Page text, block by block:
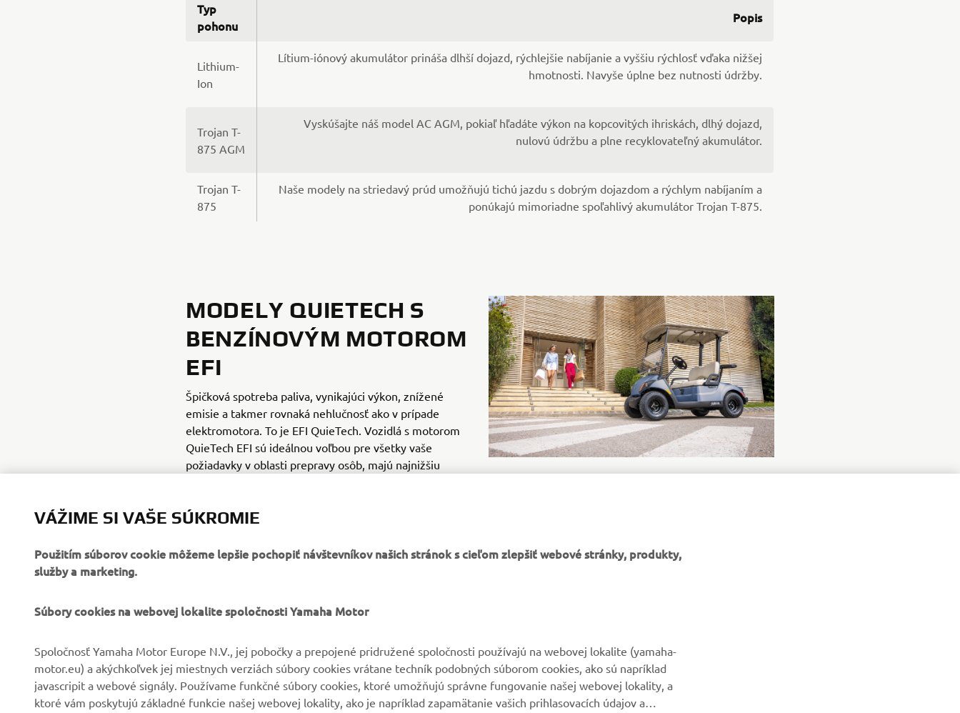
Typ
pohonu
Popis
Lithium-
Ion
Lítium-iónový akumulátor prináša dlhší dojazd, rýchlejšie nabíjanie a vyššiu rýchlosť vďaka nižšej
hmotnosti. Navyše úplne bez nutnosti údržby.
Trojan T-
875 AGM
Vyskúšajte náš model AC AGM, pokiaľ hľadáte výkon na kopcovitých ihriskách, dlhý dojazd,
nulovú údržbu a plne recyklovateľný akumulátor.
Trojan T-
875
Naše modely na striedavý prúd umožňujú tichú jazdu s dobrým dojazdom a rýchlym nabíjaním a
ponúkajú mimoriadne spoľahlivý akumulátor Trojan T-875.
MODELY QUIETECH S
BENZÍNOVÝM MOTOROM
EFI
Špičková spotreba paliva, vynikajúci výkon, znížené
emisie a takmer rovnaká nehlučnosť ako v prípade
elektromotora. To je EFI QuieTech. Vozidlá s motorom
QuieTech EFI sú ideálnou voľbou pre všetky vaše
požiadavky v oblasti prepravy osôb, majú najnižšiu
zadných kolies, ktoré zaisťuje luxusne tichú jazdu bez
FIREMNÉ STRÁNKY
O nás
B2B
Systémy eBike
VIAC YAMAHA
MyYamaha
PODPORA
Parts Catalogue
BULLETIN
VÁŽIME SI VAŠE SÚKROMIE
Použitím súborov cookie môžeme lepšie pochopiť návštevníkov našich stránok s cieľom zlepšiť webové stránky, produkty,
služby a marketing.
Súbory cookies na webovej lokalite spoločnosti Yamaha Motor
Spoločnosť Yamaha Motor Europe N.V., jej pobočky a prepojené pridružené spoločnosti používajú na webovej lokalite (yamaha-
motor.eu) a akýchkoľvek jej miestnych verziách súbory cookies vrátane techník podobných súborom cookies, ako sú napríklad
javascripit a webové signály. Používame funkčné súbory cookies, ktoré umožňujú správne fungovanie našej webovej lokality, a
ktoré vám poskytujú základné funkcie našej webovej lokality, ako je napríklad zapamätanie vašich prihlasovacích údajov a